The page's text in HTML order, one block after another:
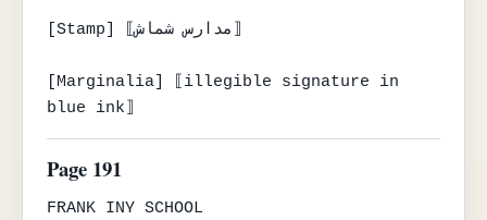
[Stamp] ⟦مدارس شماش⟧
[Marginalia] ⟦illegible signature in
blue ink⟧
Page 191
FRANK INY SCHOOL